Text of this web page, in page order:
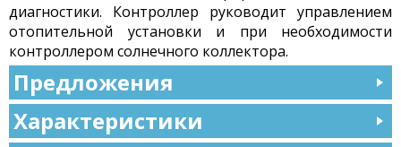
диагностики. Контроллер руководит управлением
отопительной установки и при необходимости
контроллером солнечного коллектора.
Предложения
Характеристики